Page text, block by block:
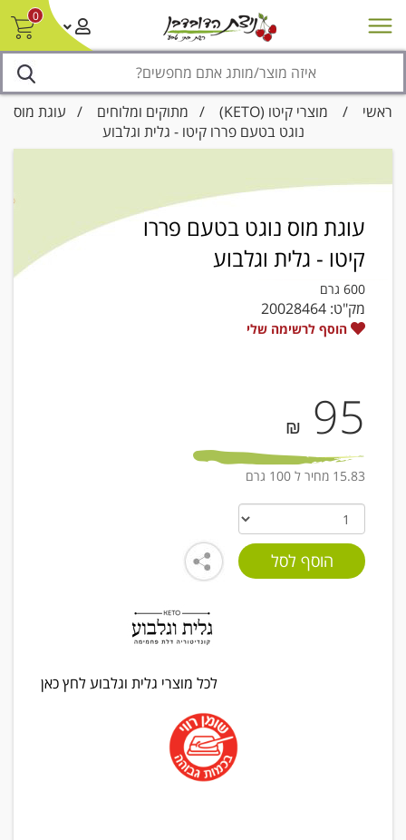
0
מבצעים סניפים צור קשר/ביטול הזמנה
ראשי / מוצרי קיטו (KETO) / מתוקים ומלוחים / עוגת מוס
נוגט בטעם פררו קיטו - גלית וגלבוע
עוגת מוס נוגט בטעם פררו
קיטו - גלית וגלבוע
600 גרם
מק"ט: 20028464
הוסף לרשימה שלי
95
₪
15.83 מחיר ל 100 גרם
לכל מוצרי גלית וגלבוע לחץ כאן